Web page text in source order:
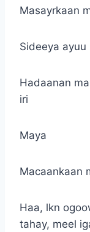
Masayrkaan
Sideeya
Hadaanan
iri
Maya
Macaankaan
Haa, lkn
tahay, meel